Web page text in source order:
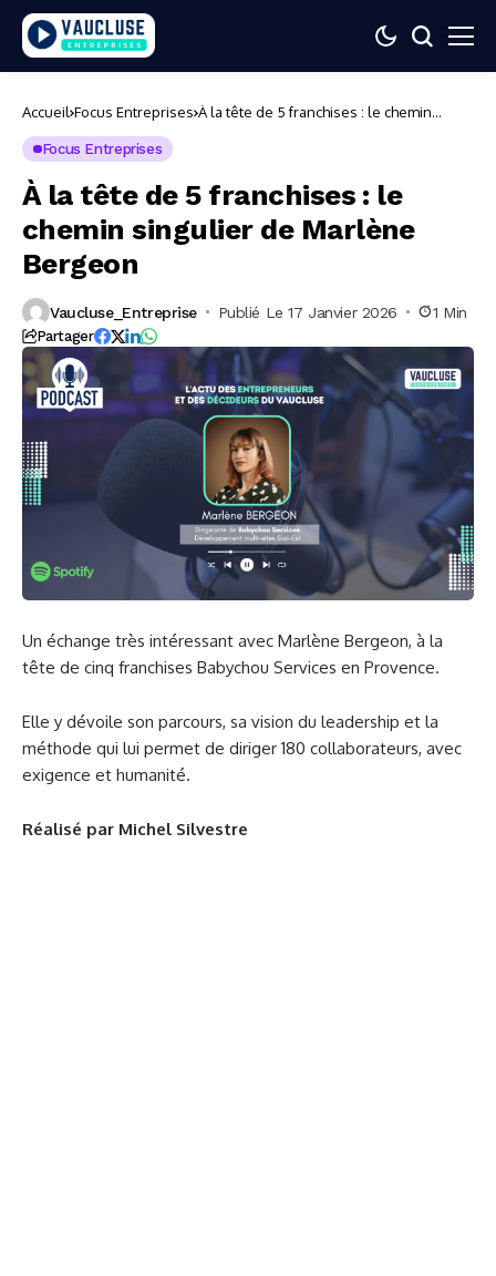
Accueil Focus Entreprises À la tête de 5 franchises : le chemin
Focus Entreprises
À la tête de 5 franchises : le
chemin singulier de Marlène
Bergeon
Vaucluse_Entreprise Publié Le 17 Janvier 2026 1 Min
Partager
Un échange très intéressant avec Marlène Bergeon, à la
tête de cinq franchises Babychou Services en Provence.
Elle y dévoile son parcours, sa vision du leadership et la
méthode qui lui permet de diriger 180 collaborateurs, avec
exigence et humanité.
Réalisé par Michel Silvestre